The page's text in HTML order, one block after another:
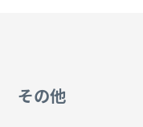
その他